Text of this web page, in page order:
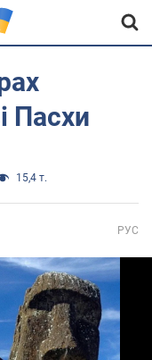
Пасхи
15,4 т.
РУС